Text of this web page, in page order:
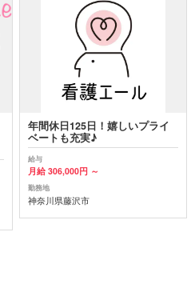
年間休日125日！嬉しいプライ
ベートも充実♪
給与
月給 306,000円 ～
勤務地
神奈川県藤沢市